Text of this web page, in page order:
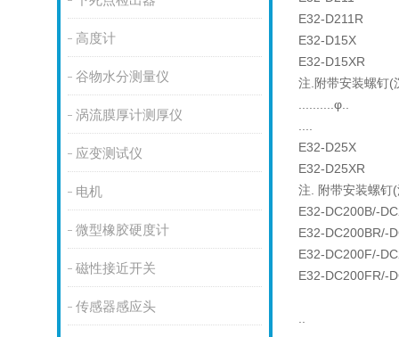
高度计
谷物水分测量仪
涡流膜厚计测厚仪
应变测试仪
电机
微型橡胶硬度计
磁性接近开关
传感器感应头
E32-D211R
E32-D15X
E32-D15XR
注.附带安装螺钉(
..........φ..
E32-D25X
E32-D25XR
注. 附带安装螺钉
E32-DC200B/-
E32-DC200BR/-
E32-DC200F/-
E32-DC200FR/-